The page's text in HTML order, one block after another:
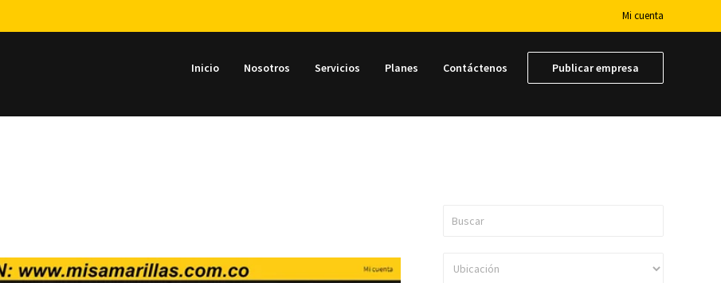
Mi cuenta
Inicio Nosotros Servicios Planes Contáctenos Publicar empresa